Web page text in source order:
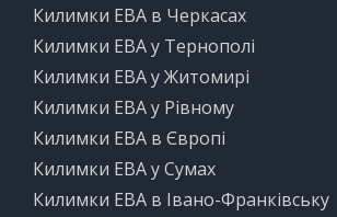
Килимки ЕВА в Черкасах
Килимки ЕВА у Тернополі
Килимки ЕВА у Житомирі
Килимки ЕВА у Рівному
Килимки ЕВА в Європі
Килимки ЕВА у Сумах
Килимки ЕВА в Івано-Франківську